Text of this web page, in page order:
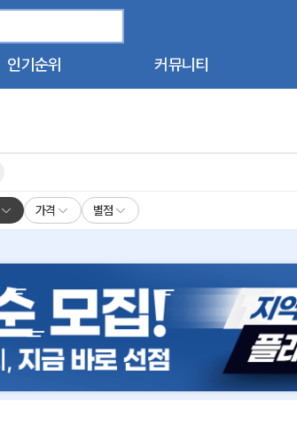
인기순위 커뮤니티
가격 별점